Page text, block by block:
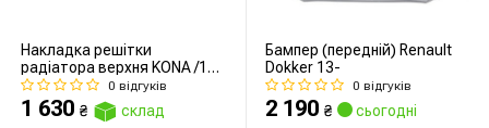
Накладка решітки
радіатора верхня KONA /19-
-*/
0 відгуків
1 630 ₴ склад
Бампер (передній) Renault
Dokker 13-
0 відгуків
2 190 ₴ сьогодні